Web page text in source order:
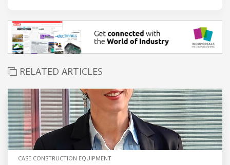
RELATED ARTICLES
CASE CONSTRUCTION EQUIPMENT